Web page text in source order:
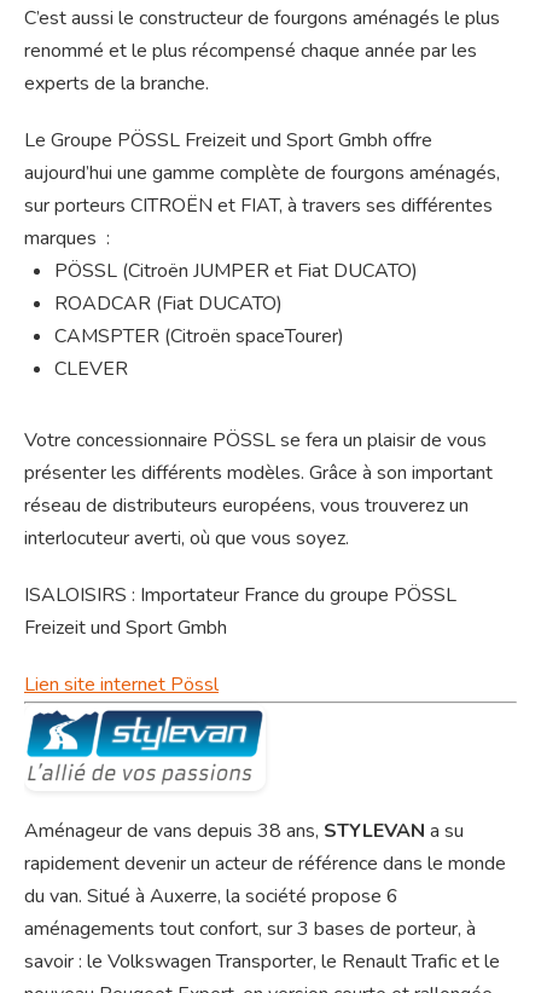
C’est aussi le constructeur de fourgons aménagés le plus
renommé et le plus récompensé chaque année par les
experts de la branche.
Le Groupe PÖSSL Freizeit und Sport Gmbh offre
aujourd’hui une gamme complète de fourgons aménagés,
sur porteurs CITROËN et FIAT, à travers ses différentes
marques :
PÖSSL (Citroën JUMPER et Fiat DUCATO)
ROADCAR (Fiat DUCATO)
CAMSPTER (Citroën spaceTourer)
CLEVER
Votre concessionnaire PÖSSL se fera un plaisir de vous
présenter les différents modèles. Grâce à son important
réseau de distributeurs européens, vous trouverez un
interlocuteur averti, où que vous soyez.
ISALOISIRS : Importateur France du groupe PÖSSL
Freizeit und Sport Gmbh
Lien site internet Pössl
Aménageur de vans depuis 38 ans, STYLEVAN a su
rapidement devenir un acteur de référence dans le monde
du van. Situé à Auxerre, la société propose 6
aménagements tout confort, sur 3 bases de porteur, à
savoir : le Volkswagen Transporter, le Renault Trafic et le